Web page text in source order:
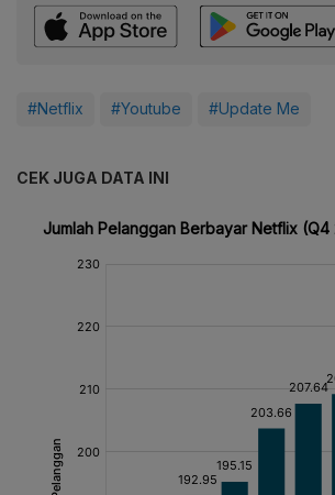
#Netflix #Youtube #Update Me
CEK JUGA DATA INI